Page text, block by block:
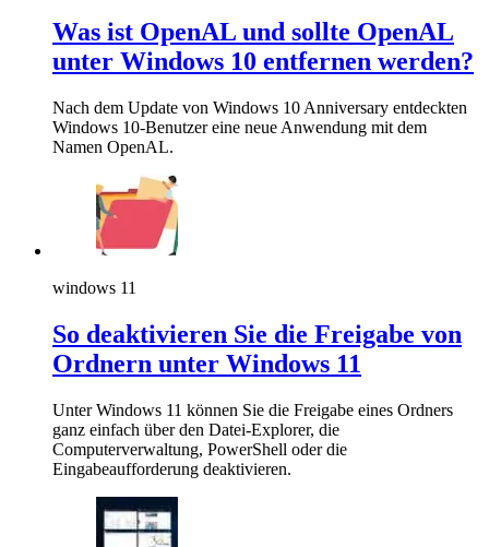
Was ist OpenAL und sollte OpenAL
unter Windows 10 entfernen werden?
Nach dem Update von Windows 10 Anniversary entdeckten
Windows 10-Benutzer eine neue Anwendung mit dem
Namen OpenAL.
windows 11
So deaktivieren Sie die Freigabe von
Ordnern unter Windows 11
Unter Windows 11 können Sie die Freigabe eines Ordners
ganz einfach über den Datei-Explorer, die
Computerverwaltung, PowerShell oder die
Eingabeaufforderung deaktivieren.